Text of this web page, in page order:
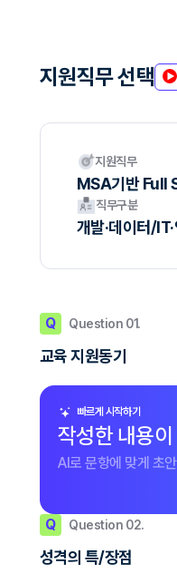
지원직무 선택
지원직무
MSA기반 Full
직무구분
개발·데이터/
Q Question 01.
교육 지원동기
빠르게 시작하기
작성한 내용
AI로 문항에 맞게 초
Q Question 02.
성격의 특/장점